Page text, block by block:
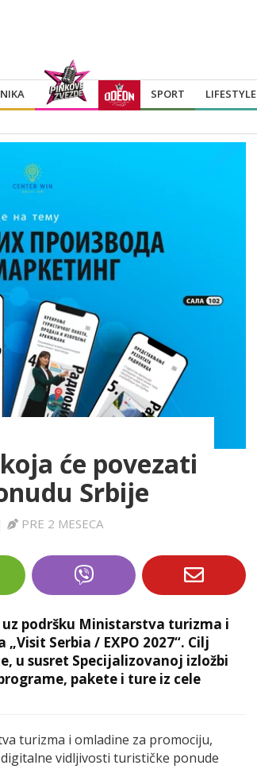
SPORT LIFESTYLE
će povezati
Srbije
PRE 2 MESECA
podršku Ministarstva turizma i
Serbia / EXPO 2027“. Cilj
u susret Specijalizovanoj izložbi
pakete i ture iz cele
turizma i omladine za promociju,
vidljivosti turističke ponude